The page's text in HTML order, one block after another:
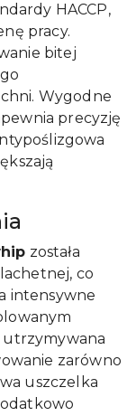
HACCP,
pracy.
bitej
Wygodne
precyzję
została
co
intensywne
utrzymywana
zarówno
uszczelka